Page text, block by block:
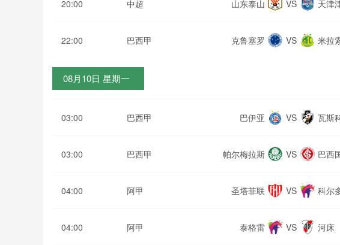
20:00 中超 山东泰山 VS 天津
22:00 巴西甲 克鲁塞罗 VS 米拉
08月10日 星期一
03:00 巴西甲 巴伊亚 VS 瓦斯
03:00 巴西甲 帕尔梅拉斯 VS 巴西
04:00 阿甲 圣塔菲联 VS 科尔
04:00 阿甲 泰格雷 VS 河床